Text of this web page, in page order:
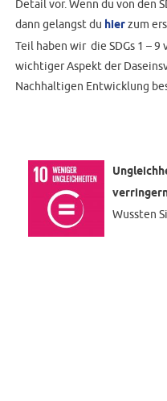
Detail vor. Wenn du von den
dann gelangst du hierzum
Teil haben wir die SDGs 1 –
wichtiger Aspekt der
Nachhaltigen Entwicklung
Wussten